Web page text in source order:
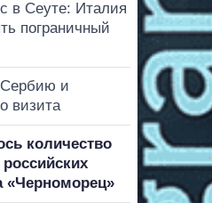
в Сеуте: Италия
пограничный
и
визита
количество
«Черноморец»